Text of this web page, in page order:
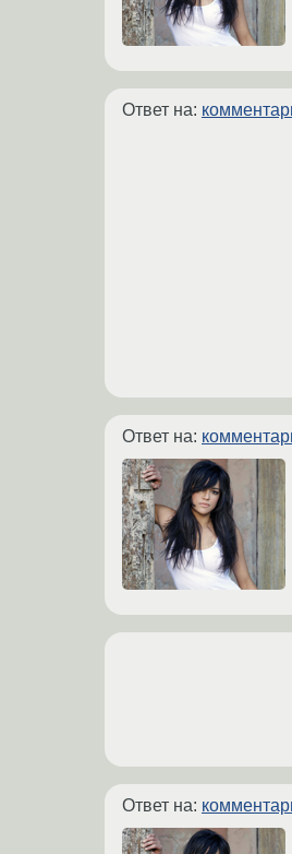
Ответ на:
Ответ на:
Ответ на: